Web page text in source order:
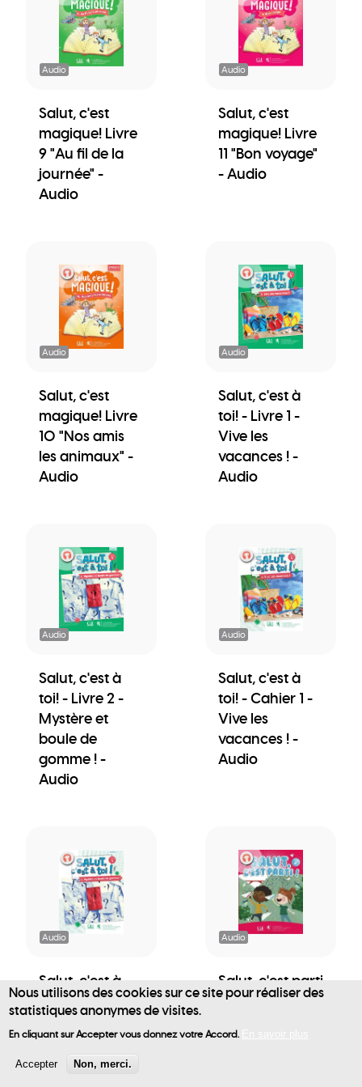
User
account
Audio
Salut, c'est
magique! Livre
9 "Au fil de la
journée" -
Audio
Audio
Salut, c'est
magique! Livre
11 "Bon voyage"
- Audio
Audio
Salut, c'est
magique! Livre
10 "Nos amis
les animaux" -
Audio
Audio
Salut, c'est à
toi! - Livre 1 -
Vive les
vacances ! -
Audio
Audio
Salut, c'est à
toi! - Livre 2 -
Mystère et
boule de
gomme ! -
Audio
Audio
Salut, c'est à
toi! - Cahier 1 -
Vive les
vacances ! -
Audio
Audio
Salut, c'est à
toi! - Cahier 2 -
Mystère et
boule de
gomme ! -
Audio
Salut, c'est parti
! - Livre de
Nous utilisons des cookies sur ce site pour réaliser des
statistiques anonymes de visites.
En cliquant sur Accepter vous donnez votre Accord.
Accepter Non, merci.